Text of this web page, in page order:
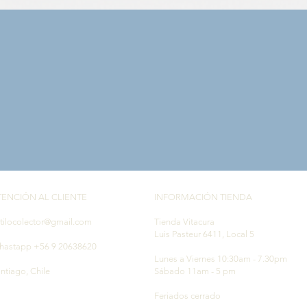
AL CLIENTE
+56 9 20638620
Chile
INFORMACIÓN TIENDA
Tienda Vitacura
Luis Pasteur 6411, Local 5
Lunes a Viernes 10:30am - 7.30pm
Sábado 11am - 5 pm
Feriados cerrado